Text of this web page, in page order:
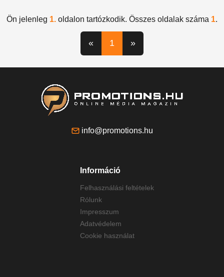
Ön jelenleg 1. oldalon tartózkodik. Összes oldalak száma 1.
« 1 »
info@promotions.hu
Információ
Felhasználási feltételek
Rólunk
Impresszum
Adatvédelem
Cookie használat